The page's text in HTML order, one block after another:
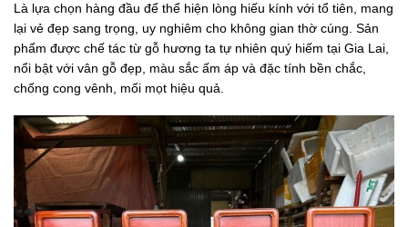
Là lựa chọn hàng đầu để thể hiện lòng hiếu kính với tổ tiên, mang
lại vẻ đẹp sang trọng, uy nghiêm cho không gian thờ cúng. Sản
phẩm được chế tác từ gỗ hương ta tự nhiên quý hiếm tại Gia Lai,
nổi bật với vân gỗ đẹp, màu sắc ấm áp và đặc tính bền chắc,
chống cong vênh, mối mọt hiệu quả.